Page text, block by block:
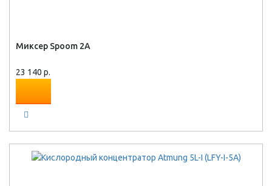
Миксер Spoom 2A
23 140 р.